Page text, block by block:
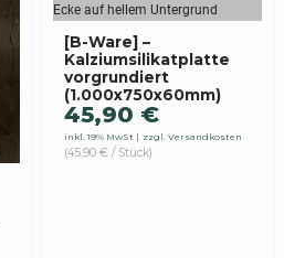
[B-Ware] –
Kalziumsilikatplatte
vorgrundiert
(1.000x750x60mm)
45,90 €
inkl. 19% MwSt zzgl. Versandkosten
(45,90 € / Stück)